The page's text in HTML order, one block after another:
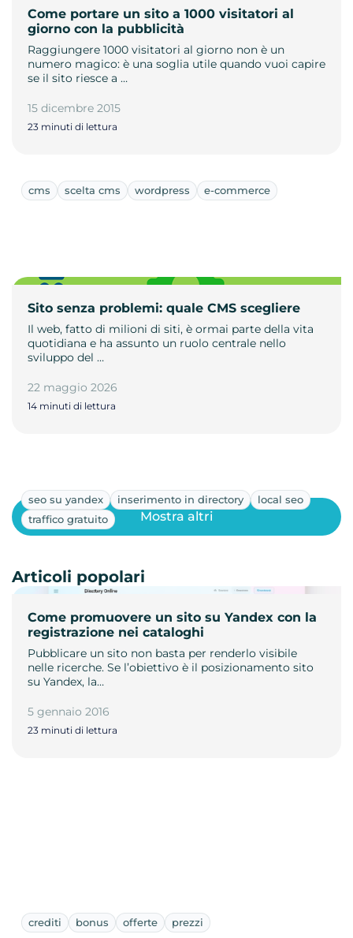
Come portare un sito a 1000 visitatori al
giorno con la pubblicità
Raggiungere 1000 visitatori al giorno non è un
numero magico: è una soglia utile quando vuoi capire
se il sito riesce a …
15 dicembre 2015
23 minuti di lettura
cms scelta cms wordpress e-commerce
Sito senza problemi: quale CMS scegliere
Il web, fatto di milioni di siti, è ormai parte della vita
quotidiana e ha assunto un ruolo centrale nello
sviluppo del …
22 maggio 2026
14 minuti di lettura
seo su yandex inserimento in directory
local seo
traffico gratuito
Come promuovere un sito su Yandex con la
registrazione nei cataloghi
Pubblicare un sito non basta per renderlo visibile
nelle ricerche. Se l’obiettivo è il posizionamento sito
su Yandex, la…
5 gennaio 2016
23 minuti di lettura
Mostra altri
Articoli popolari
crediti bonus offerte prezzi